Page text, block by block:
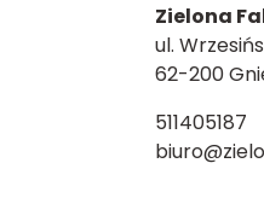
Zielona
ul.
62-200
511405187